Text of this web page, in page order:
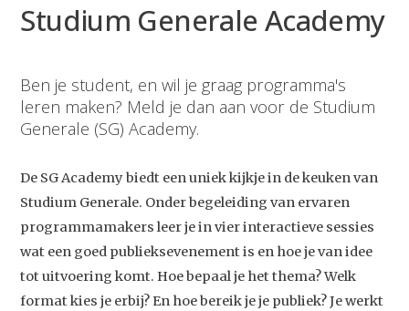
Studium Generale Academy
Ben je student, en wil je graag programma's
leren maken? Meld je dan aan voor de Studium
Generale (SG) Academy.
De SG Academy biedt een uniek kijkje in de keuken van
Studium Generale. Onder begeleiding van ervaren
programmamakers leer je in vier interactieve sessies
wat een goed publieksevenement is en hoe je van idee
tot uitvoering komt. Hoe bepaal je het thema? Welk
format kies je erbij? En hoe bereik je je publiek? Je werkt